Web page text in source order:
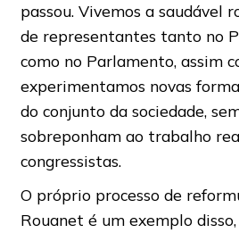
passou. Vivemos a saudável
de representantes tanto no
como no Parlamento, assim
experimentamos novas
do conjunto da sociedade,
sobreponham ao trabalho
congressistas.
O próprio processo de
Rouanet é um exemplo